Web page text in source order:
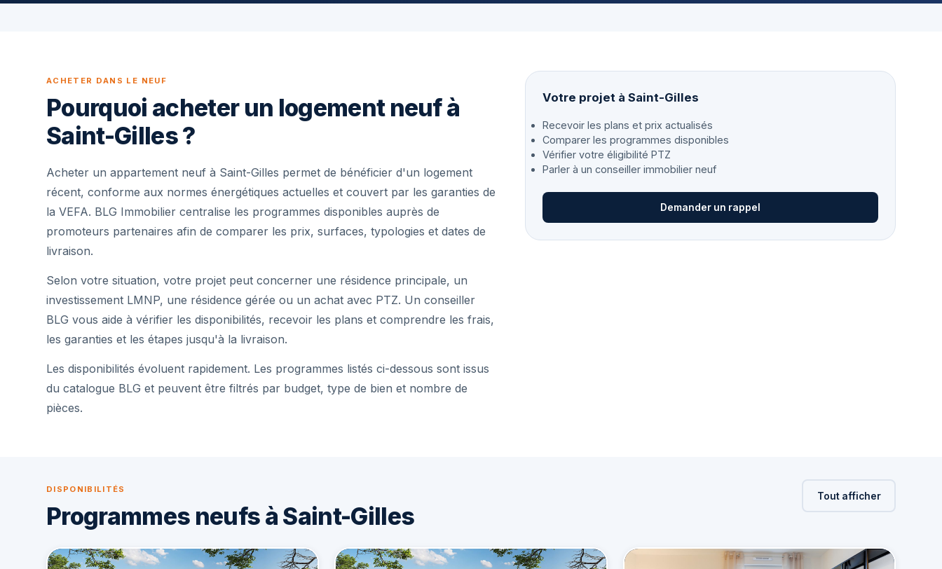
ACHETER DANS LE NEUF
Pourquoi acheter un logement neuf à
Saint-Gilles ?
Acheter un appartement neuf à Saint-Gilles permet de bénéficier d'un logement
récent, conforme aux normes énergétiques actuelles et couvert par les garanties de
la VEFA. BLG Immobilier centralise les programmes disponibles auprès de
promoteurs partenaires afin de comparer les prix, surfaces, typologies et dates de
livraison.
Selon votre situation, votre projet peut concerner une résidence principale, un
investissement LMNP, une résidence gérée ou un achat avec PTZ. Un conseiller
BLG vous aide à vérifier les disponibilités, recevoir les plans et comprendre les frais,
les garanties et les étapes jusqu'à la livraison.
Les disponibilités évoluent rapidement. Les programmes listés ci-dessous sont issus
du catalogue BLG et peuvent être filtrés par budget, type de bien et nombre de
pièces.
Votre projet à Saint-Gilles
Recevoir les plans et prix actualisés
Comparer les programmes disponibles
Vérifier votre éligibilité PTZ
Parler à un conseiller immobilier neuf
Demander un rappel
DISPONIBILITÉS
Programmes neufs à Saint-Gilles
Tout afficher